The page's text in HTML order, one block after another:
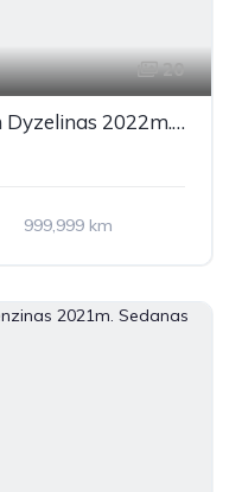
20
Citroen C3 nuo 88 €/ mėn Dyzelinas 2022m. Vienatūris Mechaninė
999,999 km